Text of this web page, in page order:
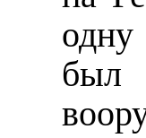
был